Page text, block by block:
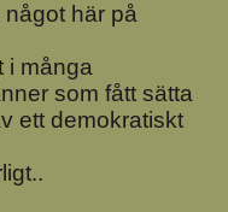
här på
i många
som fått sätta
ett demokratiskt